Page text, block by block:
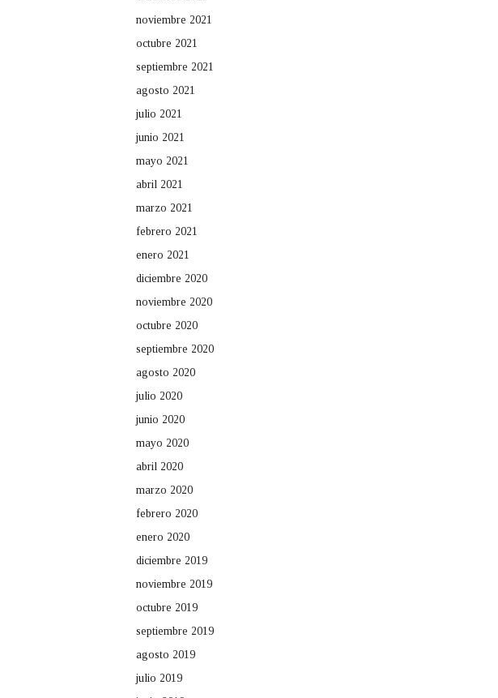
noviembre 2021
octubre 2021
septiembre 2021
agosto 2021
julio 2021
junio 2021
mayo 2021
abril 2021
marzo 2021
febrero 2021
enero 2021
diciembre 2020
noviembre 2020
octubre 2020
septiembre 2020
agosto 2020
julio 2020
junio 2020
mayo 2020
abril 2020
marzo 2020
febrero 2020
enero 2020
diciembre 2019
noviembre 2019
octubre 2019
septiembre 2019
agosto 2019
julio 2019